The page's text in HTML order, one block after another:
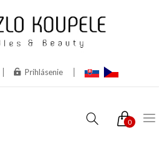
Prihlásenie
0